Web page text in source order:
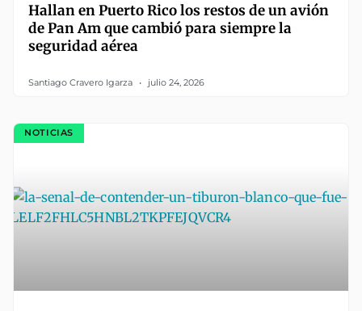
Hallan en Puerto Rico los restos de un avión
de Pan Am que cambió para siempre la
seguridad aérea
Santiago Cravero Igarza julio 24, 2026
NOTICIAS